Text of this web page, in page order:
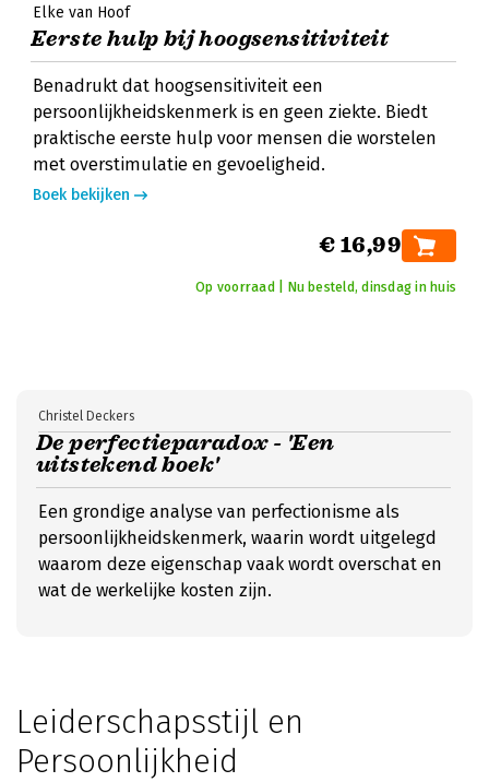
Elke van Hoof
Eerste hulp bij hoogsensitiviteit
Benadrukt dat hoogsensitiviteit een
persoonlijkheidskenmerk is en geen ziekte. Biedt
praktische eerste hulp voor mensen die worstelen
met overstimulatie en gevoeligheid.
Boek bekijken
€ 16,99
Op voorraad | Nu besteld, dinsdag in huis
De perfectieparadox - 'Een
uitstekend boek'
Christel Deckers
Een grondige analyse van perfectionisme als
persoonlijkheidskenmerk, waarin wordt uitgelegd
waarom deze eigenschap vaak wordt overschat en
wat de werkelijke kosten zijn.
Leiderschapsstijl en
Persoonlijkheid